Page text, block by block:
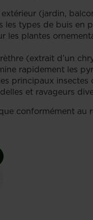
(jardin,
les types de buis en
les plantes
(extrait d’un
rapidement les
principaux insectes
et ravageurs
conformément au